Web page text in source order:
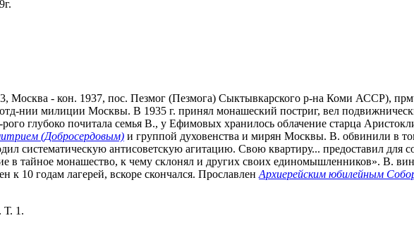
Москва - кон. 1937, пос. Пезмог (Пезмога) Сыктывкарского р-на Коми АССР),
нии милиции Москвы. В 1935 г. принял монашеский постриг, вел
глубоко почитала семья В., у Ефимовых хранилось облачение старца
(Добросердовым) и группой духовенства и мирян Москвы. В. обвинили в
систематическую антисоветскую агитацию. Свою квартиру... предоставил для
в тайное монашество, к чему склонял и других своих единомышленников». В.
к 10 годам лагерей, вскоре скончался. Прославлен Архиерейским юбилейным
1.